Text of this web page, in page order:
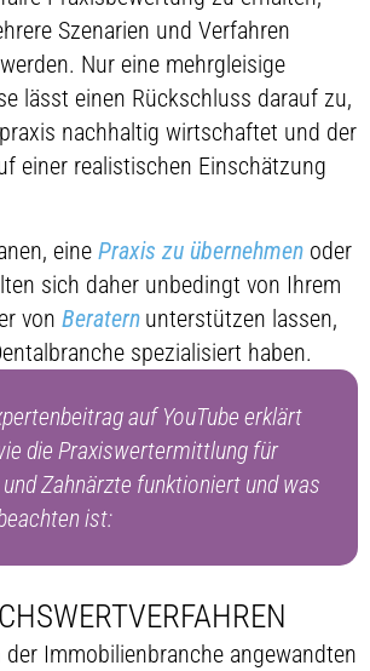
Szenarien und Verfahren
Nur eine mehrgleisige
lässt einen Rückschluss darauf zu,
nachhaltig wirtschaftet und der
einer realistischen Einschätzung
eine Praxis zu übernehmen oder
sich daher unbedingt von Ihrem
von Beratern unterstützen lassen,
spezialisiert haben.
auf YouTube erklärt
die Praxiswertermittlung für
Zahnärzte funktioniert und was
ist:
der Immobilienbranche angewandten